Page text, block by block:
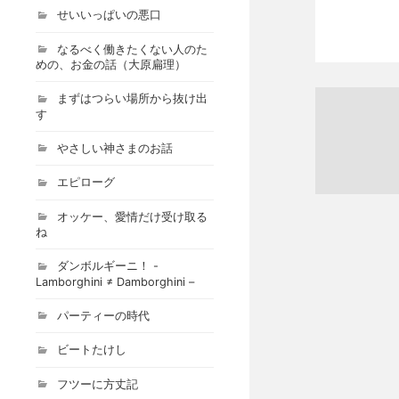
せいいっぱいの悪口
なるべく働きたくない人のた
めの、お金の話（大原扁理）
まずはつらい場所から抜け出
す
やさしい神さまのお話
エピローグ
オッケー、愛情だけ受け取る
ね
ダンボルギーニ！ -
Lamborghini ≠ Damborghini –
パーティーの時代
ビートたけし
フツーに方丈記